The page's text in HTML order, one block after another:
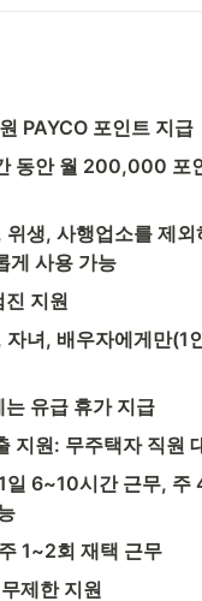
PAYCO 포인트 지급
동안 월 200,000 포
위생, 사행업소를 제
게 사용 가능
진 지원
자녀, 배우자에게만(1
유급 휴가 지급
지원: 무주택자 직원
일 6~10시간 근무, 주
1~2회 재택 근무
제한 지원